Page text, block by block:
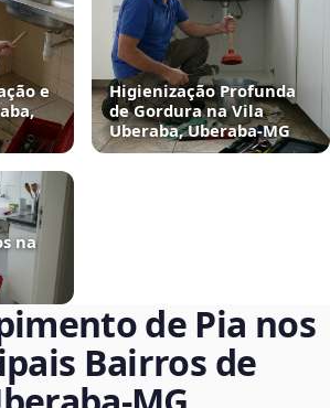
e
Higienização Profunda
de Gordura na Vila
Uberaba, Uberaba‑MG
na
de Pia nos
Bairros de